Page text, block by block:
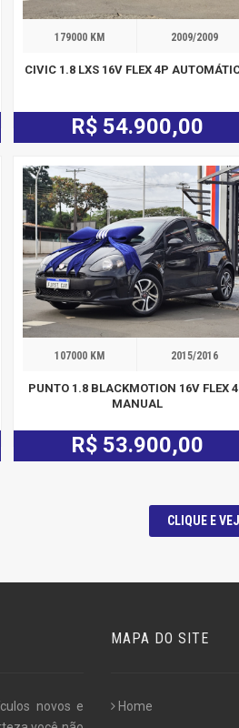
179000 KM 2009/2009
CIVIC 1.8 LXS 16V FLEX 4P
R$ 54.900,00
107000 KM 2015/2016
PUNTO 1.8 BLACKMOTION 16V FLEX
MANUAL
R$ 53.900,00
CLIQUE E
novos e
MAPA DO SITE
Home